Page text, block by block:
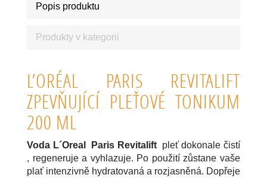
Popis produktu
Produkty v kategorii
L’ORÉAL PARIS REVITALIFT
ZPEVŇUJÍCÍ PLEŤOVÉ TONIKUM
200 ML
Voda L´Oreal Paris Revitalift pleť dokonale čistí
, regeneruje a vyhlazuje. Po použití zůstane vaše
plať intenzivně hydratovaná a rozjasněná. Dopřeje